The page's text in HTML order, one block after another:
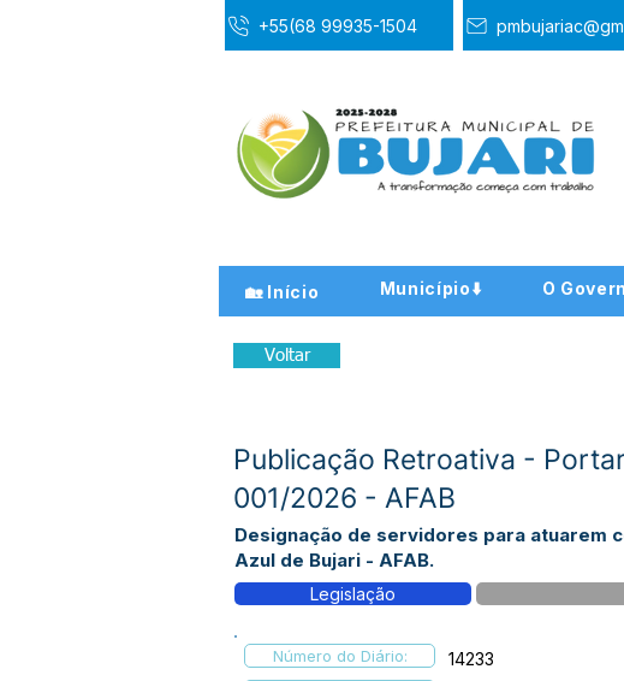
+55(68 99935-1504
🏡 Início Município⬇️ O
Voltar
Publicação Retroativa -
001/2026 - AFAB
Designação de servidores para atuarem
Azul de Bujari - AFAB.
Legislação
Número do Diário: 14233